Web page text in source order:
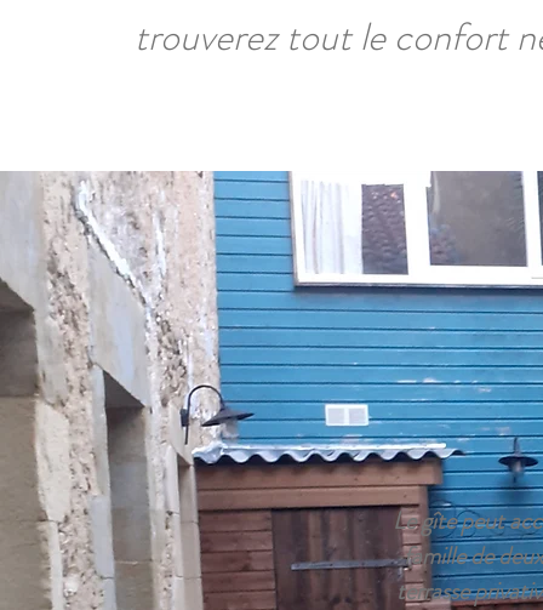
trouverez tout le confort
Le gîte peut
famille de
terrasse